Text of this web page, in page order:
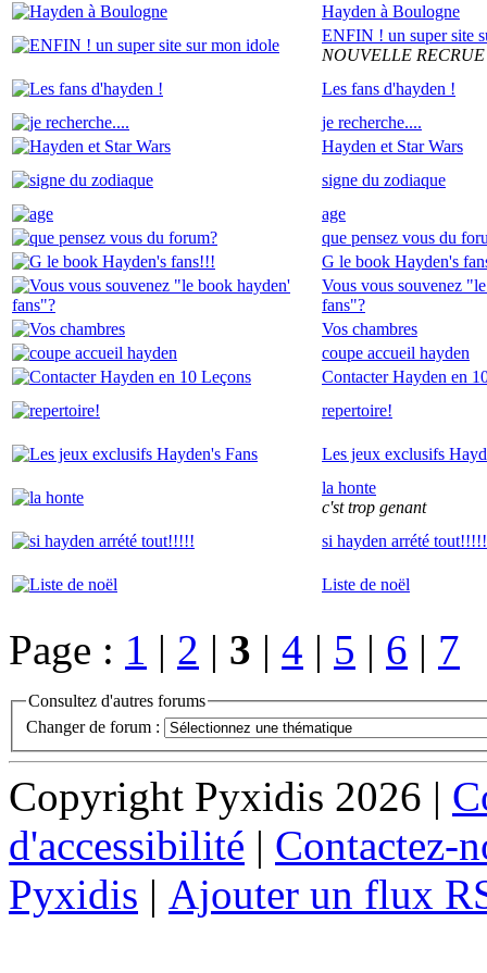
Hayden à Boulogne
ENFIN ! un super site
NOUVELLE RECRUE
Les fans d'hayden !
je recherche....
Hayden et Star Wars
signe du zodiaque
age
que pensez vous du
G le book Hayden's
Vous vous souvenez
fans"?
Vos chambres
coupe accueil hayden
Contacter Hayden en
repertoire!
Les jeux exclusifs
la honte
c'st trop genant
si hayden arrété tout!!!!!
Liste de noël
Page : 1 | 2 | 3 | 4 | 5 | 6 | 7
Consultez d'autres forums
Changer de forum :
Copyright Pyxidis 2026 |
d'accessibilité | Contactez-
Pyxidis | Ajouter un flux